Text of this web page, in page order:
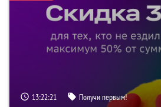
13:22:20 Получи первым!